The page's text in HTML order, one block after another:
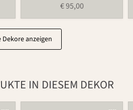
€ 95,00
Dekore anzeigen
IN DIESEM DEKOR